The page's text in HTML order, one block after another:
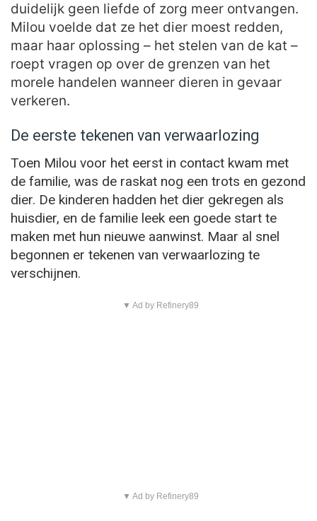
duidelijk geen liefde of zorg meer ontvangen.
Milou voelde dat ze het dier moest redden,
maar haar oplossing – het stelen van de kat –
roept vragen op over de grenzen van het
morele handelen wanneer dieren in gevaar
verkeren.
De eerste tekenen van verwaarlozing
Toen Milou voor het eerst in contact kwam met
de familie, was de raskat nog een trots en gezond
dier. De kinderen hadden het dier gekregen als
huisdier, en de familie leek een goede start te
maken met hun nieuwe aanwinst. Maar al snel
begonnen er tekenen van verwaarlozing te
verschijnen.
▼ Ad by Refinery89
▼ Ad by Refinery89